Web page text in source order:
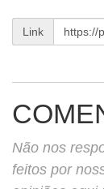
Link
Não nos
feitos por